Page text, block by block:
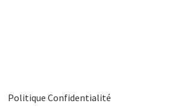
Politique Confidentialité